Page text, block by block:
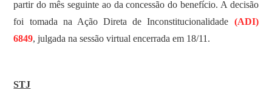
partir do mês seguinte ao da concessão do benefício. A decisão
foi tomada na Ação Direta de Inconstitucionalidade (ADI)
6849, julgada na sessão virtual encerrada em 18/11.
STJ